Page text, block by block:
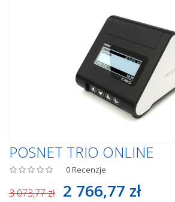
POSNET TRIO ONLINE
0 Recenzje
3 073,77 zł 2 766,77 zł